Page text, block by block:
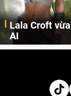
Lala Croft
AI